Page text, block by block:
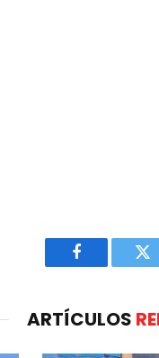
Facebook
ARTÍCULOS